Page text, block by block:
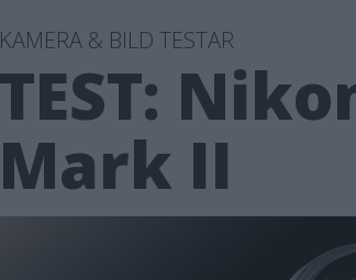
KAMERA & BILD TESTAR
TEST:
Mark II